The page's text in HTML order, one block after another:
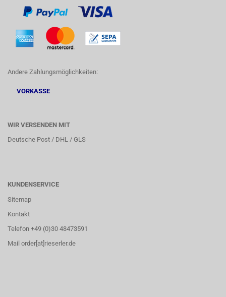
Andere Zahlungsmöglichkeiten:
VORKASSE
WIR VERSENDEN MIT
Deutsche Post / DHL / GLS
KUNDENSERVICE
Sitemap
Kontakt
Telefon +49 (0)30 48473591
Mail order[at]rieserler.de